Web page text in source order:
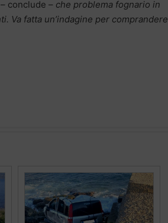
– conclude – che problema fognario in
Va fatta un’indagine per comprandere